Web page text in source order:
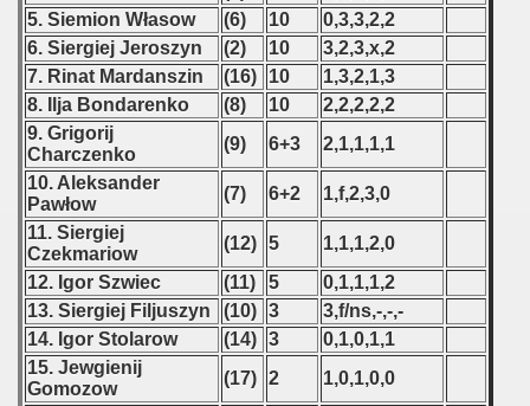
5. Siemion Własow
(6) 10
0,3,3,2,2
6. Siergiej Jeroszyn
(2) 10
3,2,3,x,2
7. Rinat Mardanszin
(16) 10
1,3,2,1,3
8. Ilja Bondarenko
(8) 10
2,2,2,2,2
9. Grigorij
Charczenko
(9) 6+3
2,1,1,1,1
10. Aleksander
Pawłow
(7) 6+2
1,f,2,3,0
11. Siergiej
Czekmariow
(12) 5
1,1,1,2,0
12. Igor Szwiec
(11) 5
0,1,1,1,2
13. Siergiej Filjuszyn
(10) 3
3,f/ns,-,-,-
14. Igor Stolarow
(14) 3
0,1,0,1,1
15. Jewgienij
Gomozow
(17) 2
1,0,1,0,0
1984
1986
- 1988
- 1989